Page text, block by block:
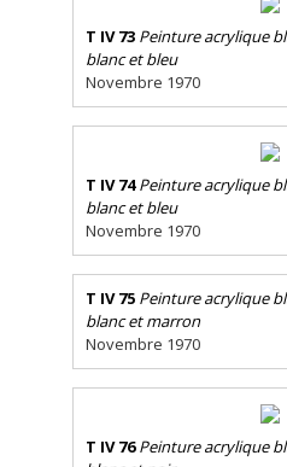
T IV 73 Peinture acrylique
blanc et bleu
Novembre 1970
T IV 74 Peinture acrylique
blanc et bleu
Novembre 1970
T IV 75 Peinture acrylique
blanc et marron
Novembre 1970
T IV 76 Peinture acrylique